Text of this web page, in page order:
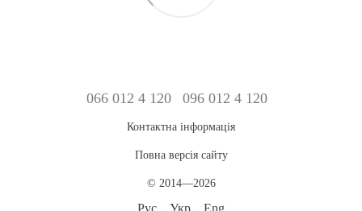
066 012 4 120 096 012 4 120
Контактна інформація
Повна версія сайту
© 2014—2026